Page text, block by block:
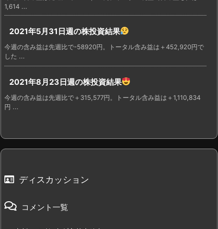
1,614 ...
2021年5月31日週の株投資結果
今週の含み益は先週比で-58920円。トータル含み益は＋452,920円で
した ...
2021年8月23日週の株投資結果
今週の含み益は先週比で＋315,577円。トータル含み益は＋1,110,834
円 ...
ディスカッション
コメント一覧